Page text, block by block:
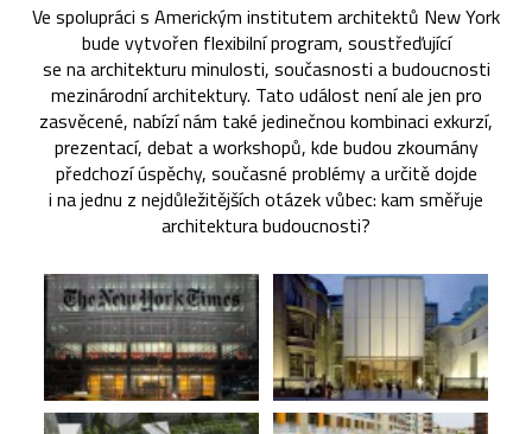
Ve spolupráci s Americkým institutem architektů New York
bude vytvořen flexibilní program, soustřeďující
se na architekturu minulosti, současnosti a budoucnosti
mezinárodní architektury. Tato událost není ale jen pro
zasvěcené, nabízí nám také jedinečnou kombinaci exkurzí,
prezentací, debat a workshopů, kde budou zkoumány
předchozí úspěchy, současné problémy a určitě dojde
i na jednu z nejdůležitějších otázek vůbec: kam směřuje
architektura budoucnosti?